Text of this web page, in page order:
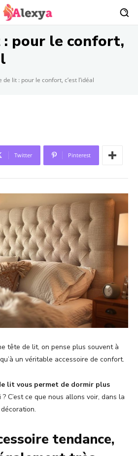
pour le confort,
de lit : pour le confort, c’est l’idéal
Twitter Pinterest
tête de lit, on pense plus souvent à
un véritable accessoire de confort.
lit vous permet de dormir plus
? C’est ce que nous allons voir, dans la
tendance,